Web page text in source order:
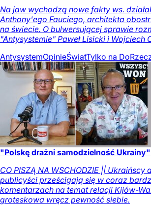
Na jaw wychodzą nowe fakty ws.
Anthony'ego Fauciego, architekta
na świecie. O bulwersującej sprawie
"Antysystemie" Paweł Lisicki i Wojciech
AntysystemOpinieŚwiatTylko na
"Polskę drażni samodzielność Ukrainy"
CO PISZĄ NA WSCHODZIE || Ukraińscy
publicyści prześcigają się w coraz
komentarzach na temat relacji Kijów-
groteskowa wręcz pewność siebie.